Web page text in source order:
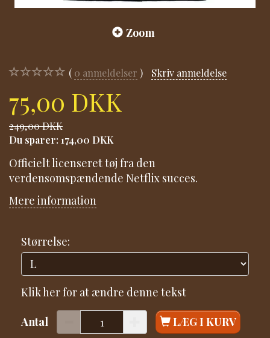
Zoom
0 anmeldelser Skriv anmeldelse
75,00 DKK
249,00 DKK
Du sparer: 174,00 DKK
Officielt licenseret tøj fra den
verdensomspændende Netflix succes.
Mere information
Størrelse:
Klik her for at ændre denne tekst
Antal LÆG I KURV